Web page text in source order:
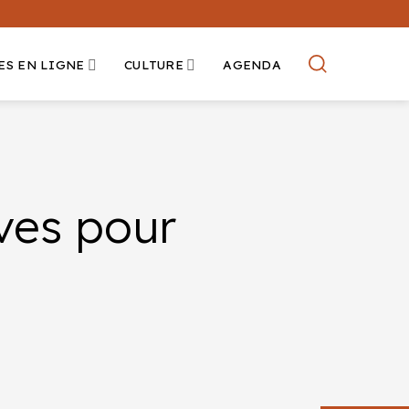
EN LIGNE CULTURE AGENDA
pour